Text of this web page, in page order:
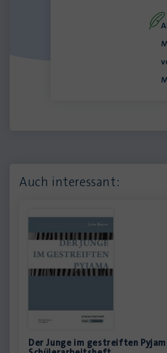
Auch interessant:
Der Junge im gestreiften